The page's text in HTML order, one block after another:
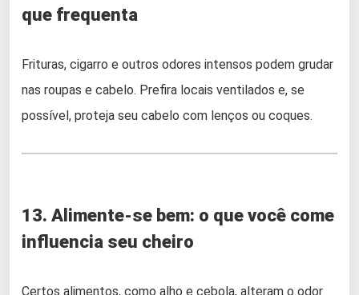
que frequenta
Frituras, cigarro e outros odores intensos podem grudar
nas roupas e cabelo. Prefira locais ventilados e, se
possível, proteja seu cabelo com lenços ou coques.
13. Alimente-se bem: o que você come
influencia seu cheiro
Certos alimentos, como alho e cebola, alteram o odor